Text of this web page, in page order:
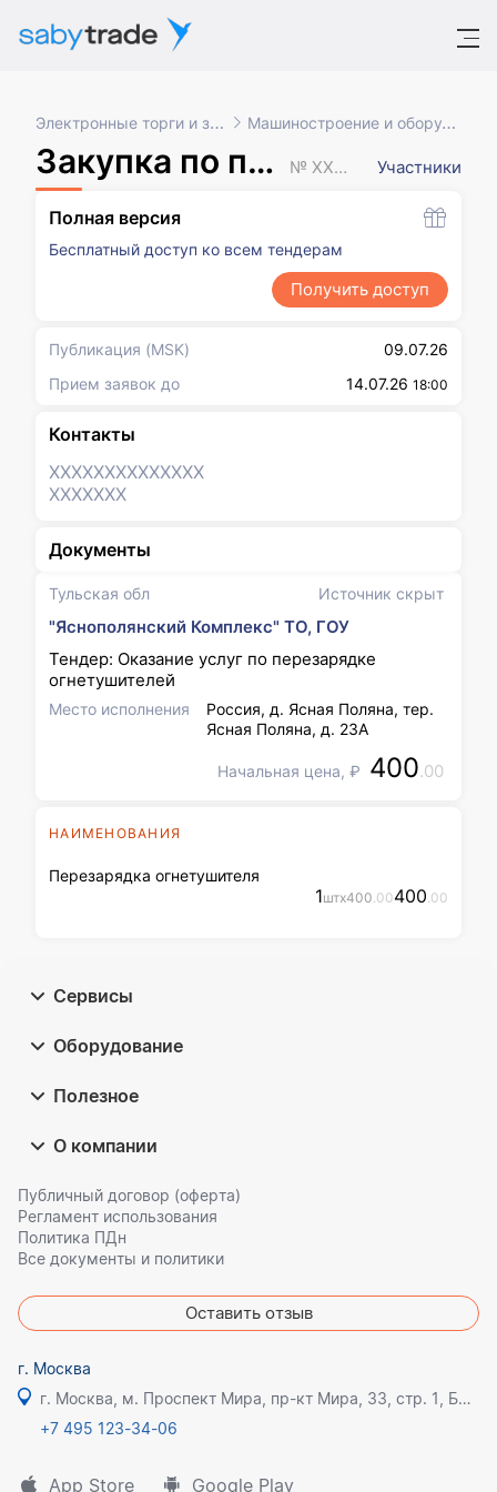
Электронные торги и закупки Машиностроение и оборудование
Закупка по потребности № XXXXXXX Участники
Тульская обл Источник скрыт
"Яснополянский Комплекс" ТО, ГОУ
Тендер: Оказание услуг по перезарядке
огнетушителей
Место исполнения
Россия, д. Ясная Поляна, тер.
Ясная Поляна, д. 23А
Начальная цена, ₽ 400.00
НАИМЕНОВАНИЯ
Перезарядка огнетушителя
1штx400.00400.00
Полная версия
Бесплатный доступ ко всем тендерам
Получить доступ
Публикация (MSK)
09.07.26
Прием заявок до
14.07.26 18:00
Контакты
XXXXXXXXXXXXXX
XXXXXXX
Документы
Сервисы
Оборудование
Полезное
О компании
Публичный договор (оферта)
Регламент использования
Политика ПДн
Все документы и политики
Оставить отзыв
г. Москва
г. Москва, м. Проспект Мира, пр-кт Мира, 33, стр. 1, БЦ Олимпик плаза
+7 495 123-34-06
App Store Google Play